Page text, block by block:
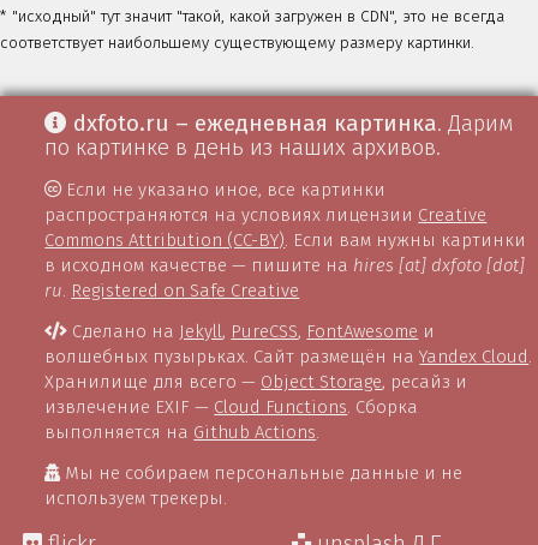
* "исходный" тут значит "такой, какой загружен в CDN", это не всегда
соответствует наибольшему существующему размеру картинки.
dxfoto.ru – ежедневная картинка. Дарим
по картинке в день из наших архивов.
Если не указано иное, все картинки
распространяются на условиях лицензии Creative
Commons Attribution (CC-BY) . Если вам нужны картинки
в исходном качестве — пишите на hires [at] dxfoto [dot]
ru Registered on Safe Creative
Сделано на Jekyll, PureCSS, FontAwesome и
волшебных пузырьках. Сайт размещён наYandex Cloud
Хранилище для всего — Object Storage, ресайз и
извлечение EXIF — Cloud Functions . Сборка
выполняется на Github Actions
Мы не собираем персональные данные и не
используем трекеры.